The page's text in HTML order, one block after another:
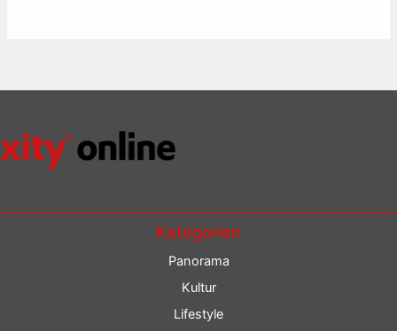
Kategorien
Panorama
Kultur
Lifestyle